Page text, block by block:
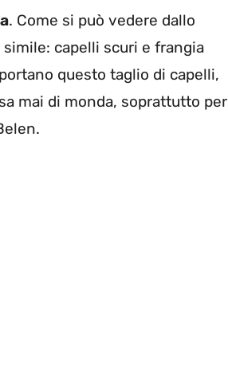
. Come si può vedere dallo
capelli scuri e frangia
questo taglio di capelli,
mai di monda, soprattutto per